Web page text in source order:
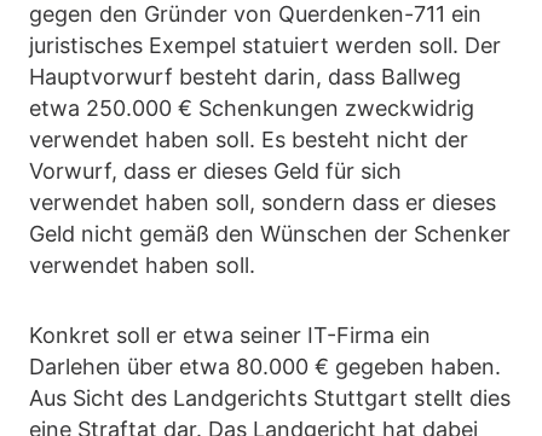
gegen den Gründer von Querdenken-711 ein
juristisches Exempel statuiert werden soll. Der
Hauptvorwurf besteht darin, dass Ballweg
etwa 250.000 € Schenkungen zweckwidrig
verwendet haben soll. Es besteht nicht der
Vorwurf, dass er dieses Geld für sich
verwendet haben soll, sondern dass er dieses
Geld nicht gemäß den Wünschen der Schenker
verwendet haben soll.
Konkret soll er etwa seiner IT-Firma ein
Darlehen über etwa 80.000 € gegeben haben.
Aus Sicht des Landgerichts Stuttgart stellt dies
eine Straftat dar. Das Landgericht hat dabei